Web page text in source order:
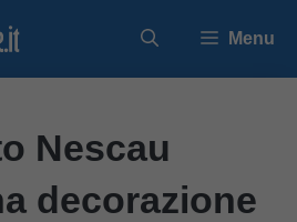
Menu
Nescau
decorazione